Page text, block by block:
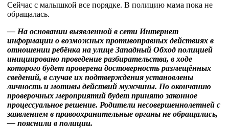
Сейчас с малышкой все порядке. В полицию мама пока не
обращалась.
— На основании выявленной в сети Интернет
информации о возможных противоправных действиях в
отношении ребёнка на улице Западный Обход полицией
инициировано проведение разбирательства, в ходе
которого будет проверена достоверность размещённых
сведений, в случае их подтверждения установлены
личность и мотивы действий мужчины. По окончанию
проверочных мероприятий будет принято законное
процессуальное решение. Родители несовершеннолетней с
заявлением в правоохранительные органы не обращались,
— пояснили в полиции.